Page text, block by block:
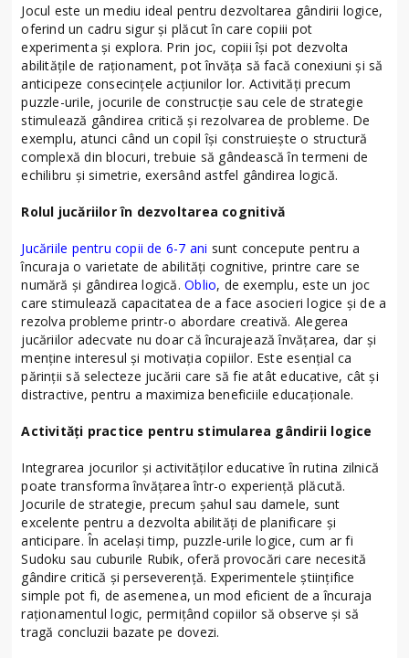
Jocul este un mediu ideal pentru dezvoltarea gândirii logice,
oferind un cadru sigur și plăcut în care copiii pot
experimenta și explora. Prin joc, copiii își pot dezvolta
abilitățile de raționament, pot învăța să facă conexiuni și să
anticipeze consecințele acțiunilor lor. Activități precum
puzzle-urile, jocurile de construcție sau cele de strategie
stimulează gândirea critică și rezolvarea de probleme. De
exemplu, atunci când un copil își construiește o structură
complexă din blocuri, trebuie să gândească în termeni de
echilibru și simetrie, exersând astfel gândirea logică.
Rolul jucăriilor în dezvoltarea cognitivă
Jucăriile pentru copii de 6-7 ani sunt concepute pentru a
încuraja o varietate de abilități cognitive, printre care se
numără și gândirea logică.Oblio, de exemplu, este un joc
care stimulează capacitatea de a face asocieri logice și de a
rezolva probleme printr-o abordare creativă. Alegerea
jucăriilor adecvate nu doar că încurajează învățarea, dar și
menține interesul și motivația copiilor. Este esențial ca
părinții să selecteze jucării care să fie atât educative, cât și
distractive, pentru a maximiza beneficiile educaționale.
Activități practice pentru stimularea gândirii logice
Integrarea jocurilor și activităților educative în rutina zilnică
poate transforma învățarea într-o experiență plăcută.
Jocurile de strategie, precum șahul sau damele, sunt
excelente pentru a dezvolta abilități de planificare și
anticipare. În același timp, puzzle-urile logice, cum ar fi
Sudoku sau cuburile Rubik, oferă provocări care necesită
gândire critică și perseverență. Experimentele științifice
simple pot fi, de asemenea, un mod eficient de a încuraja
raționamentul logic, permițând copiilor să observe și să
tragă concluzii bazate pe dovezi.